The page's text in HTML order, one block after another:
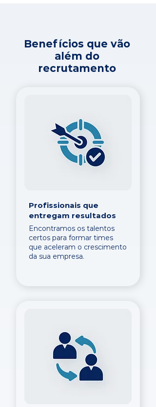
Benefícios que vão
além do
recrutamento
Profissionais que
entregam resultados
Encontramos os talentos
certos para formar times
que aceleram o crescimento
da sua empresa.